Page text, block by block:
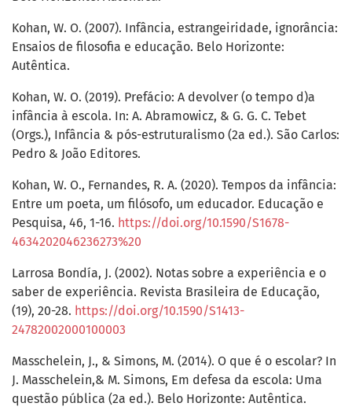
Kohan, W. O. (2007). Infância, estrangeiridade, ignorância:
Ensaios de filosofia e educação. Belo Horizonte:
Autêntica.
Kohan, W. O. (2019). Prefácio: A devolver (o tempo d)a
infância à escola. In: A. Abramowicz, & G. G. C. Tebet
(Orgs.), Infância & pós-estruturalismo (2a ed.). São Carlos:
Pedro & João Editores.
Kohan, W. O., Fernandes, R. A. (2020). Tempos da infância:
Entre um poeta, um filósofo, um educador. Educação e
Pesquisa, 46, 1-16. https://doi.org/10.1590/S1678-
4634202046236273%20
Larrosa Bondía, J. (2002). Notas sobre a experiência e o
saber de experiência. Revista Brasileira de Educação,
(19), 20-28. https://doi.org/10.1590/S1413-
24782002000100003
Masschelein, J., & Simons, M. (2014). O que é o escolar? In
J. Masschelein,& M. Simons, Em defesa da escola: Uma
questão pública (2a ed.). Belo Horizonte: Autêntica.